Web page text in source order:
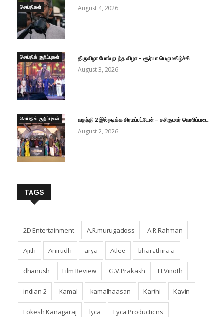
செய்திகள் August 4, 2026
செய்திக் குறிப்புகள் திருவிழா போல் நடந்த விழா – சூர்யா பெருமகிழ்ச்சி
August 3, 2026
செய்திக் குறிப்புகள் வதந்தி 2 இல் நடிக்க சிரமப்பட்டேன் – சசிகுமார் வெளிப்படை
August 2, 2026
TAGS
2D Entertainment A.R.murugadoss A.R.Rahman
Ajith Anirudh arya Atlee bharathiraja
dhanush Film Review G.V.Prakash H.Vinoth
indian 2 Kamal kamalhaasan Karthi Kavin
Lokesh Kanagaraj lyca Lyca Productions